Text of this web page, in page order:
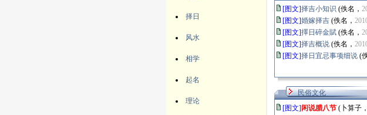
择日
风水
相学
起名
理论
[图文]择吉小知识 (佚名，
[图文]婚嫁择吉 (佚名，
[图文]擇日碎金賦 (佚名，
[图文]择吉概说 (佚名，
[图文]择日宜忌事项细说 (
民俗文化
[图文]闲说腊八节 (卜算子，